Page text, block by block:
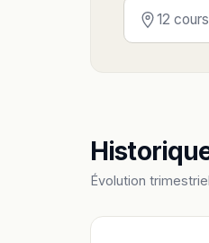
Évolution